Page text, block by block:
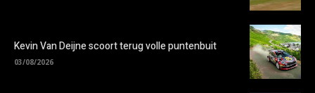
Kevin Van Deijne scoort terug volle puntenbuit
03/08/2026